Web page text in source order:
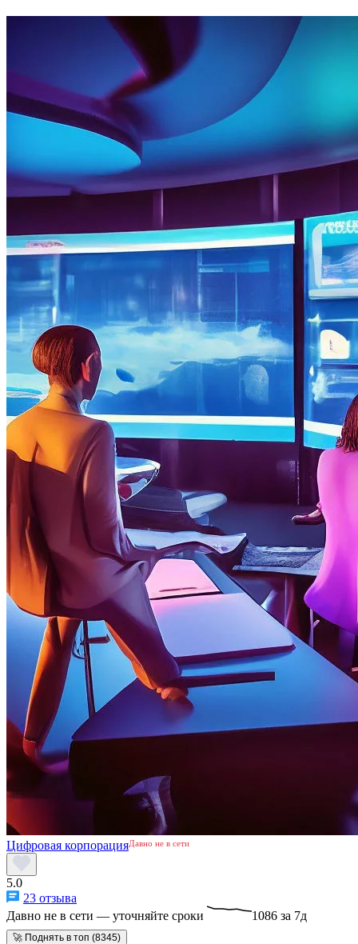
Цифровая корпорацияДавно не в сети
5.0
23 отзыва
Давно не в сети — уточняйте сроки
1086 за 7д
🚀 Поднять в топ (8345)